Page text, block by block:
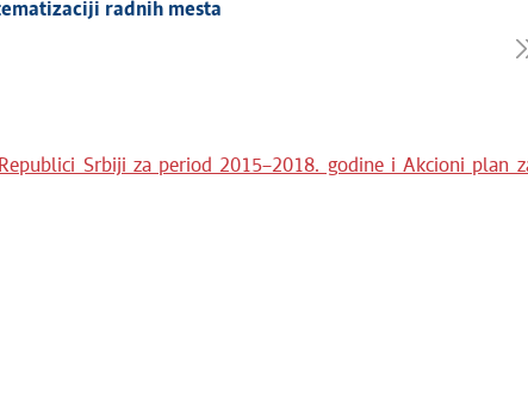
radnih mesta
Srbiji za period 2015–2018. godine i Akcioni plan